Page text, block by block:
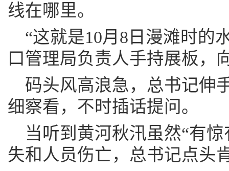
线在哪里。
“这就是10月8日漫滩时的
口管理局负责人手持展板，
码头风高浪急，总书记伸
细察看，不时插话提问。
当听到黄河秋汛虽然“有
失和人员伤亡，总书记点头